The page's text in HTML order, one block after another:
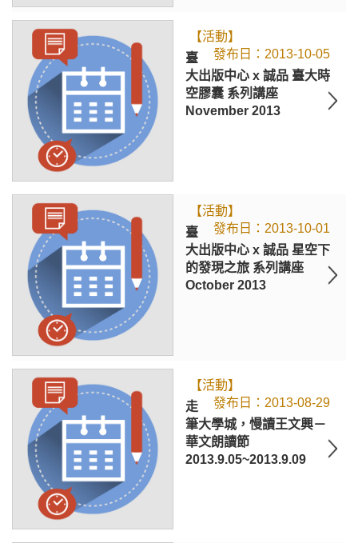
【活動】
2013-10-05
臺
大出版中心 x 誠品 臺大時
空膠囊 系列講座
November 2013
【活動】
2013-10-01
臺
大出版中心 x 誠品 星空下
的發現之旅 系列講座
October 2013
【活動】
2013-08-29
走
筆大學城，慢讀王文興－
華文朗讀節
2013.9.05~2013.9.09